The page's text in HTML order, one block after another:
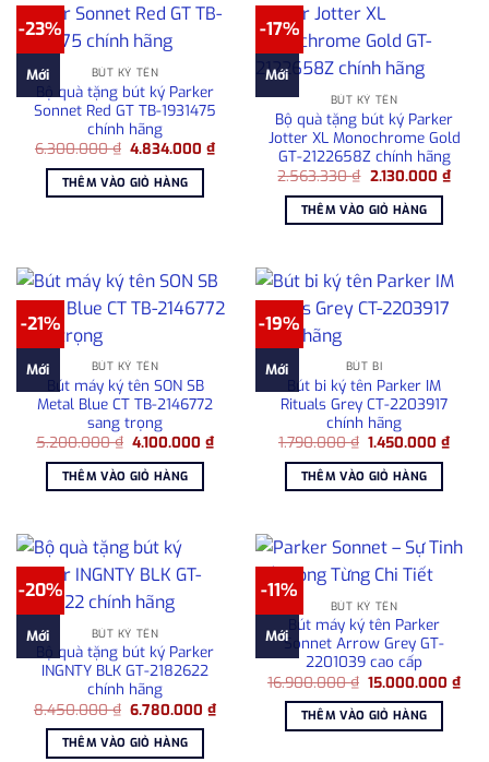
-23%
Mới BÚT KÝ TÊN
Bộ quà tặng bút ký Parker
Sonnet Red GT TB-1931475
chính hãng
6.300.000₫ Giá
là:
6.300.000 ₫.
4.834.000₫Giá
hiện
4.834.000 ₫.
THÊM VÀO GIỎ HÀNG
-17%
Mới
BÚT KÝ TÊN
Bộ quà tặng bút ký Parker
Jotter XL Monochrome Gold
GT-2122658Z chính hãng
2.563.330₫ Giá
là:
2.563.330 ₫.
2.130.000 ₫Giá
hiện
THÊM VÀO GIỎ HÀNG
-21%
Mới BÚT KÝ TÊN
Bút máy ký tên SON SB
Metal Blue CT TB-2146772
sang trọng
5.200.000₫ Giá
là:
5.200.000 ₫.
4.100.000₫Giá
THÊM VÀO GIỎ HÀNG
-19%
Mới BÚT BI
Bút bi ký tên Parker IM
Rituals Grey CT-2203917
chính hãng
1.790.000₫ Giá
là:
1.790.000 ₫.
1.450.000₫Giá
THÊM VÀO GIỎ HÀNG
-20%
Mới BÚT KÝ TÊN
Bộ quà tặng bút ký Parker
INGNTY BLK GT-2182622
chính hãng
8.450.000₫ Giá
là:
8.450.000 ₫.
6.780.000₫Giá
hiện
THÊM VÀO GIỎ HÀNG
-11%
Mới
BÚT KÝ TÊN
Bút máy ký tên Parker
Sonnet Arrow Grey GT-
2201039 cao cấp
16.900.000₫ Giá
là:
16.900.000 ₫.
15.000.000₫Giá
hiện
THÊM VÀO GIỎ HÀNG